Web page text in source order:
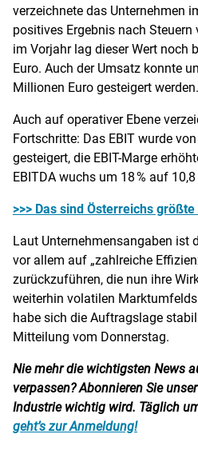
verzeichnete das Unternehmen
positives Ergebnis nach
im Vorjahr lag dieser Wert noch
Euro. Auch der Umsatz konnte
Millionen Euro gesteigert werden.
Auch auf operativer Ebene
Fortschritte: Das EBIT wurde
gesteigert, die EBIT-Marge
EBITDA wuchs um 18 % auf
>>> Das sind Österreichs
Laut Unternehmensangaben ist
vor allem auf „zahlreiche
zurückzuführen, die nun ihre
weiterhin volatilen
habe sich die Auftragslage
Mitteilung vom Donnerstag.
Nie mehr die wichtigsten News
verpassen? Abonnieren Sie
Industrie wichtig wird. Täglich
geht’s zur Anmeldung!